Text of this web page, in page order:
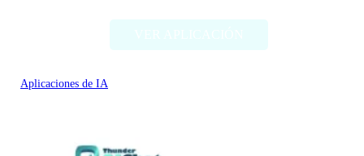
Aplicaciones de IA